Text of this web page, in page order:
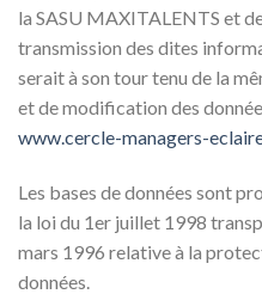
la SASU MAXITALENTS et
transmission des dites
serait à son tour tenu de la
et de modification des
www.cercle-managers-
Les bases de données sont
la loi du 1er juillet 1998
mars 1996 relative à la
données.